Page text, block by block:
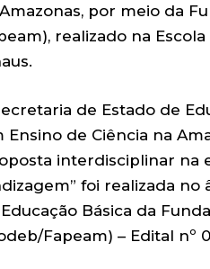
por meio da
realizado na
de Estado de
de Ciência na
interdisciplinar na
foi realizada
Básica da
Fapeam) – Edital nº